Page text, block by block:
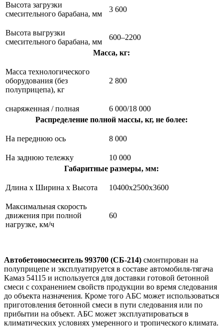
Высота загрузки
смесительного барабана, мм
3 600
Высота выгрузки
смесительного барабана, мм
600–2200
Масса, кг:
Масса технологического
оборудования (без
полуприцепа), кг
2 800
снаряженная / полная
6 000/18 000
Распределение полной массы, кг, не более:
На переднюю ось 8 000
На заднюю тележку
10 000
Габаритные размеры, мм:
Длина x Ширина x Высота 10400x2500x3600
Максимальная скорость
движения при полной
нагрузке, км/ч
60
Автобетоносмеситель 993700 (СБ-214) смонтирован на
полуприцепе и эксплуатируется в составе автомобиля-тягача
Камаз 54115 и используется для доставки готовой бетонной
смеси с сохранением свойств продукции во время следования
до объекта назначения. Кроме того АБС может использоваться
приготовления бетонной смеси в пути следования или по
прибытии на объект. АБС может эксплуатироваться в
климатических условиях умеренного и тропического климата.